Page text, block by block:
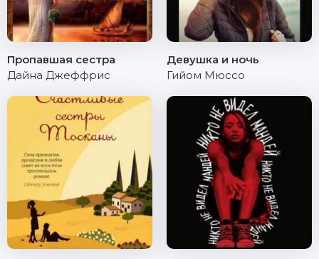
Пропавшая сестра
Дайна Джеффрис
Девушка и ночь
Гийом Мюссо